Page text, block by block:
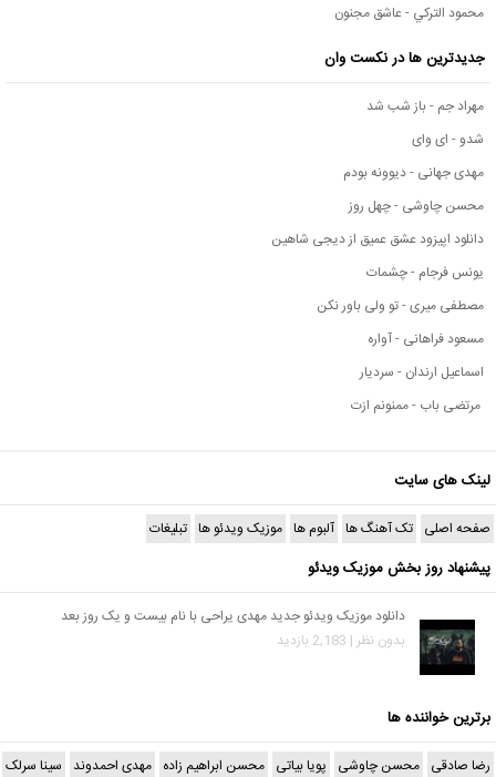
محمود التركي - عاشق مجنون
جدیدترین ها در نکست وان
مهراد جم - باز شب شد
شدو - ای وای
مهدی جهانی - دیوونه بودم
محسن چاوشی - چهل روز
دانلود اپیزود عشق عمیق از دیجی شاهین
یونس فرجام - چشمات
مصطفی میری - تو ولی باور نکن
مسعود فراهانی - آواره
اسماعیل ارندان - سردیار
مرتضی باب - ممنونم ازت
لینک های سایت
صفحه اصلی تک آهنگ ها آلبوم ها موزیک ویدئو ها تبلیغات
پیشنهاد روز بخش موزیک ویدئو
دانلود موزیک ویدئو جدید مهدی یراحی با نام بیست و یک روز بعد
بدون نظر | 2,183 بازدید
برترین خواننده ها
رضا صادقی محسن چاوشی پویا بیاتی محسن ابراهیم زاده مهدی احمدوند سینا سرلک